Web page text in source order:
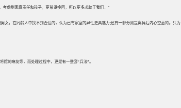
考虑到家庭责任和孩子，更希望挽回，所以更多求助于我们。”
女，在同龄人中找不到合适的，认为已有家室的异性更具魅力;还有一部分则是离异后内心空虚的，只为
的麻友等，而处理过程中，更是有一整套“兵法”。